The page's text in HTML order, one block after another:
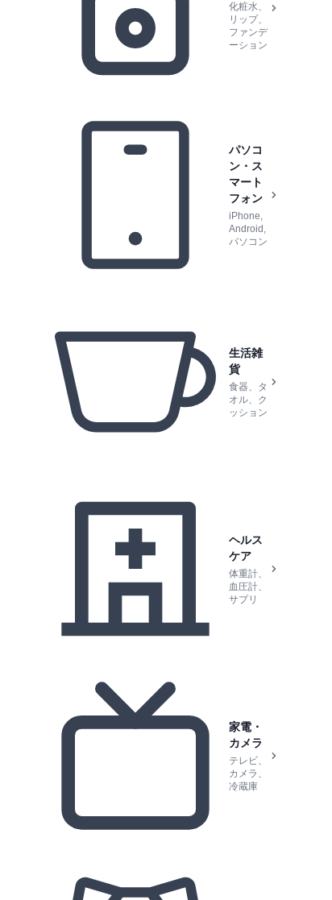
化粧水、
リップ、
ファンデ
ーション
パソコ
ン・ス
マート
フォン
iPhone,
Android,
パソコン
生活雑
貨
食器、タ
オル、ク
ッション
ヘルス
ケア
体重計、
血圧計、
サプリ
家電・
カメラ
テレビ、
カメラ、
冷蔵庫